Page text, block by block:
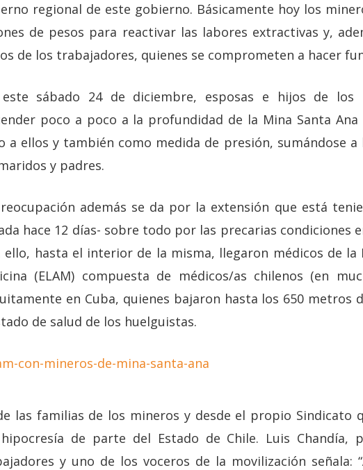
regional de este gobierno. Básicamente hoy los
de pesos para reactivar las labores extractivas y,
de los trabajadores, quienes se comprometen a hacer
sábado 24 de diciembre, esposas e hijos de los
poco a poco a la profundidad de la Mina Santa
a ellos y también como medida de presión, sumándose a
y padres.
además se da por la extensión que está
hace 12 días- sobre todo por las precarias condiciones
ello, hasta el interior de la misma, llegaron médicos de la
(ELAM) compuesta de médicos/as chilenos (en
en Cuba, quienes bajaron hasta los 650 metros
de salud de los huelguistas.
las familias de los mineros y desde el propio Sindicato
de parte del Estado de Chile. Luis Chandía,
y uno de los voceros de la movilización señala: “